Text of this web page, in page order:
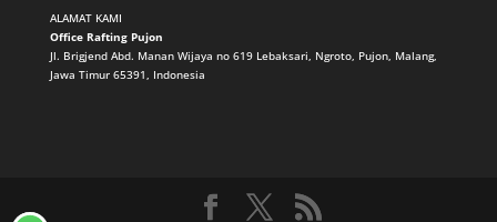
ALAMAT KAMI
Office Rafting Pujon
Jl. Brigjend Abd. Manan Wijaya no 619 Lebaksari, Ngroto, Pujon, Malang,
Jawa Timur 65391, Indonesia